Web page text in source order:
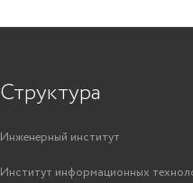
Структура
Инженерный институт
Институт информационных